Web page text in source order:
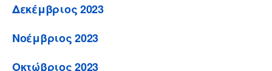
Δεκέμβριος 2023
Νοέμβριος 2023
Οκτώβριος 2023